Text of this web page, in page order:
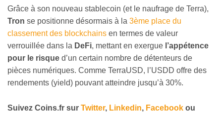
Grâce à son nouveau stablecoin (et le naufrage de Terra),
Tron se positionne désormais à la 3ème place du
classement des blockchains en termes de valeur
verrouillée dans la DeFi, mettant en exergue l’appétence
pour le risque d’un certain nombre de détenteurs de
pièces numériques. Comme TerraUSD, l’USDD offre des
rendements (yield) pouvant atteindre jusqu’à 30%.
Suivez Coins.fr sur Twitter, Linkedin, Facebook ou